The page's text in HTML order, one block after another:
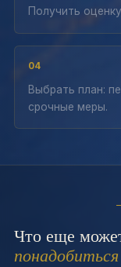
Получить
04
Выбрать план:
срочные меры.
Что еще
понадобиться